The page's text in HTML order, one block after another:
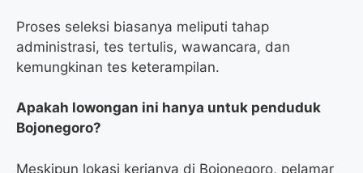
Proses seleksi biasanya meliputi tahap
administrasi, tes tertulis, wawancara, dan
kemungkinan tes keterampilan.
Apakah lowongan ini hanya untuk penduduk
Bojonegoro?
Meskipun lokasi kerjanya di Bojonegoro, pelamar